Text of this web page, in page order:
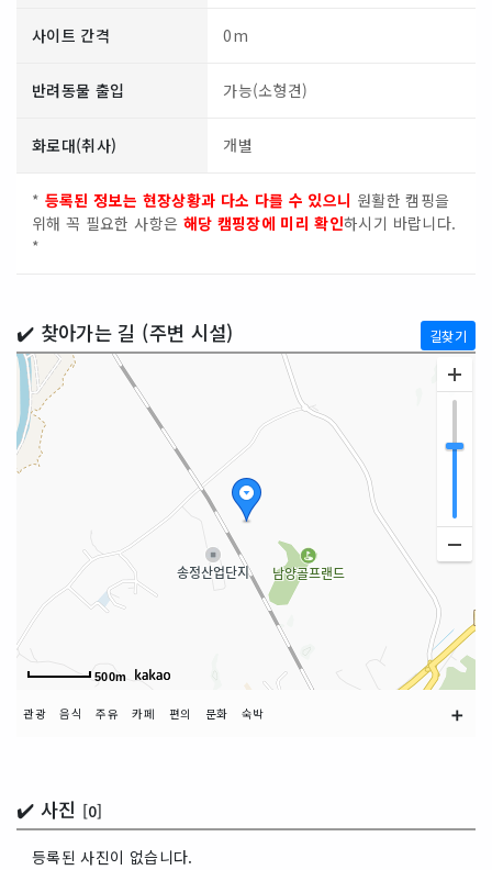
사이트 간격 0m
반려동물 출입 가능(소형견)
화로대(취사) 개별
* 등록된 정보는 현장상황과 다소 다를 수 있으니 원활한 캠핑을
위해 꼭 필요한 사항은 해당 캠핑장에 미리 확인하시기 바랍니다.
*
✔️ 찾아가는 길 (주변 시설) 길찾기
500m
관광 음식 주유 카페 편의 문화 숙박 ➕
✔️ 사진 [0]
등록된 사진이 없습니다.